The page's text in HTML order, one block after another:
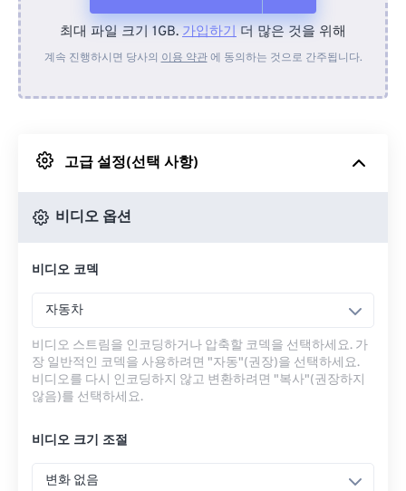
장치에서
Google 드라이브에서
최대 파일 크기 1GB. 가입하기 더 많은 것을 위해
계속 진행하시면 당사의 이용 약관에 동의하는 것으로 간주됩니다.
고급 설정(선택 사항)
비디오 옵션
비디오 코덱
자동차
비디오 스트림을 인코딩하거나 압축할 코덱을 선택하세요. 가
장 일반적인 코덱을 사용하려면 "자동"(권장)을 선택하세요.
비디오를 다시 인코딩하지 않고 변환하려면 "복사"(권장하지
않음)를 선택하세요.
비디오 크기 조절
변화 없음